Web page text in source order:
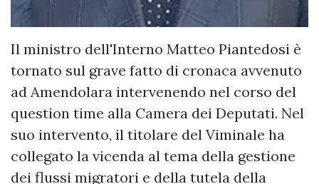
Il ministro dell'Interno Matteo Piantedosi è
tornato sul grave fatto di cronaca avvenuto
ad Amendolara intervenendo nel corso del
question time alla Camera dei Deputati. Nel
suo intervento, il titolare del Viminale ha
collegato la vicenda al tema della gestione
dei flussi migratori e della tutela della